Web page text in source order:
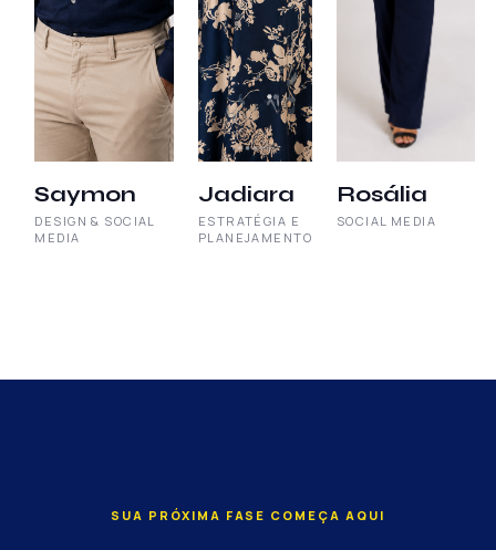
Saymon
DESIGN & SOCIAL
MEDIA
Jadiara
ESTRATÉGIA E
PLANEJAMENTO
Rosália
SOCIAL MEDIA
SUA PRÓXIMA FASE COMEÇA AQUI